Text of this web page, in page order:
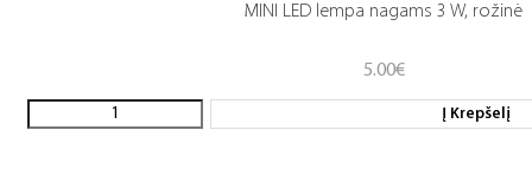
MINI LED lempa nagams 3 W, rožinė
5.00€
Į Krepšelį